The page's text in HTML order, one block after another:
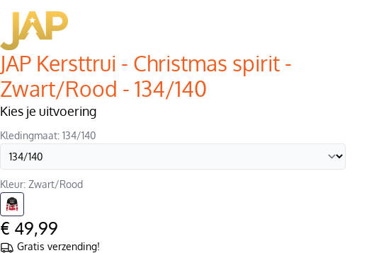
JAP Kersttrui - Christmas spirit -
Zwart/Rood - 134/140
Kies je uitvoering
Kledingmaat: 134/140
Kleur: Zwart/Rood
€ 49,99
Gratis verzending!